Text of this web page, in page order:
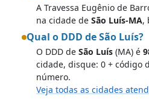
A Travessa Eugênio de
na cidade de São Luís-MA,
Qual o DDD de São Luís?
O DDD de São Luís (MA) é
cidade, disque: 0 + código
número.
Veja todas as cidades